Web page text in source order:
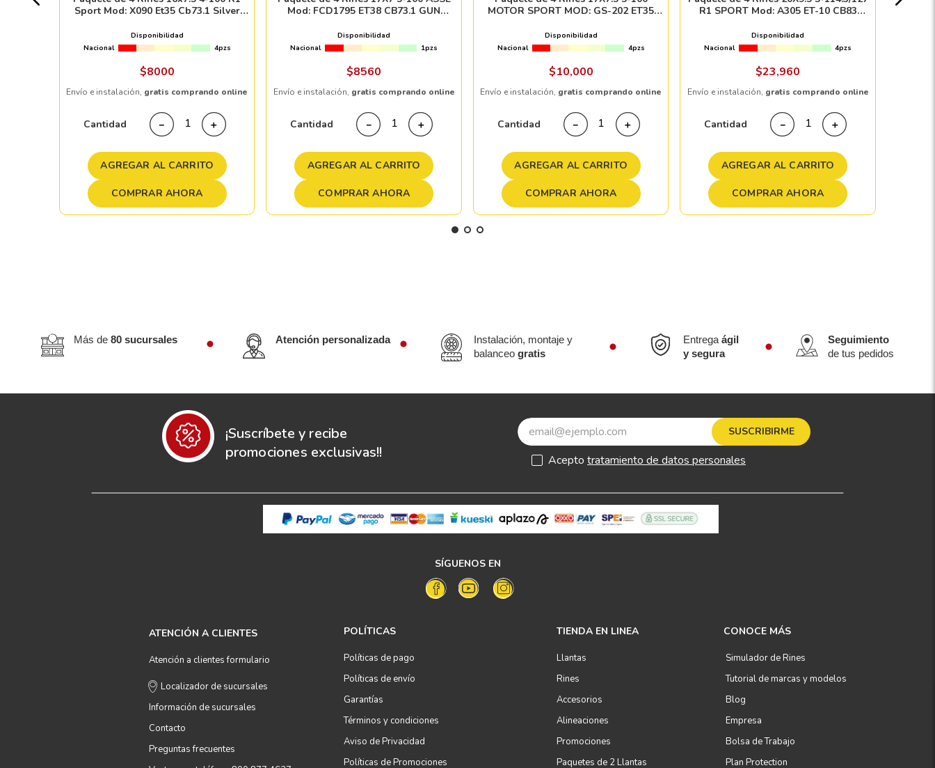
Sport Mod: X090 Et35 Cb73.1 Silver
Disponibilidad
Nacional
4pzs
$8000
Envío e instalación, gratis comprando online
Cantidad ＋
－
AGREGAR AL CARRITO
COMPRAR AHORA
Mod: FCD1795 ET38 CB73.1 GUN
Disponibilidad
Nacional
1pzs
$8560
Envío e instalación, gratis comprando online
Cantidad ＋
－
AGREGAR AL CARRITO
COMPRAR AHORA
MOTOR SPORT MOD: GS-202 ET35
Disponibilidad
Nacional
4pzs
$10,000
Envío e instalación, gratis comprando online
Cantidad ＋
－
AGREGAR AL CARRITO
COMPRAR AHORA
R1 SPORT Mod: A305 ET-10 CB83
Disponibilidad
Nacional
4pzs
$23,960
Envío e instalación, gratis comprando online
Cantidad ＋
－
AGREGAR AL CARRITO
COMPRAR AHORA
Más de 80 sucursales Atención personalizada
Instalación, montaje y
balanceogratis
Entregaágil
y segura
Seguimiento
de tus pedidos
¡Suscríbete y recibe
promociones exclusivas!!
SUSCRIBIRME
Acepto tratamiento de datos personales
SÍGUENOS EN
ATENCIÓN A CLIENTES
Atención a clientes formulario
Localizador de sucursales
Información de sucursales
Contacto
Preguntas frecuentes
POLÍTICAS
Políticas de pago
Políticas de envío
Garantías
Términos y condiciones
Aviso de Privacidad
Políticas de Promociones
TIENDA EN LINEA
Llantas
Rines
Accesorios
Alineaciones
Promociones
Paquetes de 2 Llantas
CONOCE MÁS
Simulador de Rines
Tutorial de marcas y modelos
Blog
Empresa
Bolsa de Trabajo
Plan Protection